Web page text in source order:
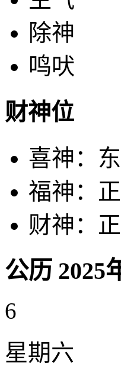
除神
鸣吠
财神位
喜神：
福神：
财神：
公历 2025
6
星期六